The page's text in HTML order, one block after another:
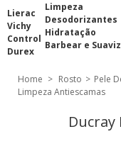
Lierac
Vichy
Control
Durex
Limpeza
Desodorizantes
Hidratação
Barbear e
Home > Rosto > Pele
Limpeza Antiescamas
Ducray